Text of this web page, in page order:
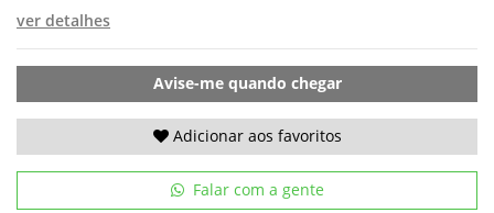
ver detalhes
Avise-me quando chegar
Adicionar aos favoritos
Falar com a gente